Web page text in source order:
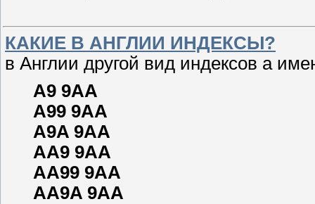
КАКИЕ В АНГЛИИ ИНДЕКСЫ?
в Англии другой вид индексов а
A9 9AA
A99 9AA
A9A 9AA
AA9 9AA
AA99 9AA
AA9A 9AA